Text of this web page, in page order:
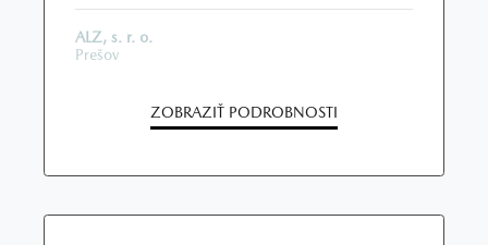
ALZ, s. r. o.
Prešov
ZOBRAZIŤ PODROBNOSTI